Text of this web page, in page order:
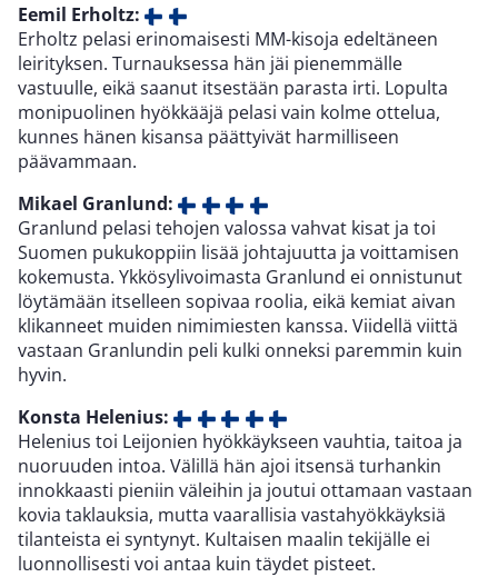
Eemil Erholtz:
Erholtz pelasi erinomaisesti MM-kisoja edeltäneen
leirityksen. Turnauksessa hän jäi pienemmälle
vastuulle, eikä saanut itsestään parasta irti. Lopulta
monipuolinen hyökkääjä pelasi vain kolme ottelua,
kunnes hänen kisansa päättyivät harmilliseen
päävammaan.
Mikael Granlund:
Granlund pelasi tehojen valossa vahvat kisat ja toi
Suomen pukukoppiin lisää johtajuutta ja voittamisen
kokemusta. Ykkösylivoimasta Granlund ei onnistunut
löytämään itselleen sopivaa roolia, eikä kemiat aivan
klikanneet muiden nimimiesten kanssa. Viidellä viittä
vastaan Granlundin peli kulki onneksi paremmin kuin
hyvin.
Konsta Helenius:
Helenius toi Leijonien hyökkäykseen vauhtia, taitoa ja
nuoruuden intoa. Välillä hän ajoi itsensä turhankin
innokkaasti pieniin väleihin ja joutui ottamaan vastaan
kovia taklauksia, mutta vaarallisia vastahyökkäyksiä
tilanteista ei syntynyt. Kultaisen maalin tekijälle ei
luonnollisesti voi antaa kuin täydet pisteet.